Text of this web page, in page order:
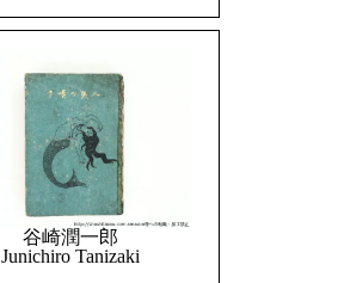
谷崎潤一郎
Junichiro Tanizaki